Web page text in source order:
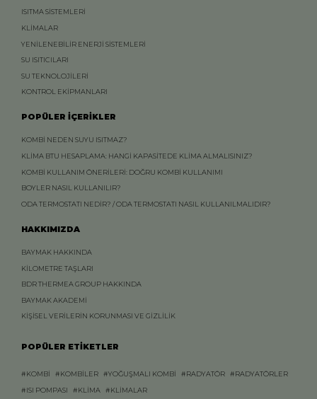
ISITMA SİSTEMLERİ
KLİMALAR
YENİLENEBİLİR ENERJİ SİSTEMLERİ
SU ISITICILARI
SU TEKNOLOJİLERİ
KONTROL EKİPMANLARI
POPÜLER İÇERİKLER
KOMBİ NEDEN SUYU ISITMAZ?
KLİMA BTU HESAPLAMA: HANGİ KAPASİTEDE KLİMA ALMALISINIZ?
KOMBİ KULLANIM ÖNERİLERİ: DOĞRU KOMBİ KULLANIMI
BOYLER NASIL KULLANILIR?
ODA TERMOSTATI NEDİR? / ODA TERMOSTATI NASIL KULLANILMALIDIR?
HAKKIMIZDA
BAYMAK HAKKINDA
KİLOMETRE TAŞLARI
BDR THERMEA GROUP HAKKINDA
BAYMAK AKADEMİ
KİŞİSEL VERİLERİN KORUNMASI VE GİZLİLİK
POPÜLER ETİKETLER
#KOMBİ #KOMBİLER #YOĞUŞMALI KOMBİ #RADYATÖR #RADYATÖRLER
#ISI POMPASI #KLİMA #KLİMALAR